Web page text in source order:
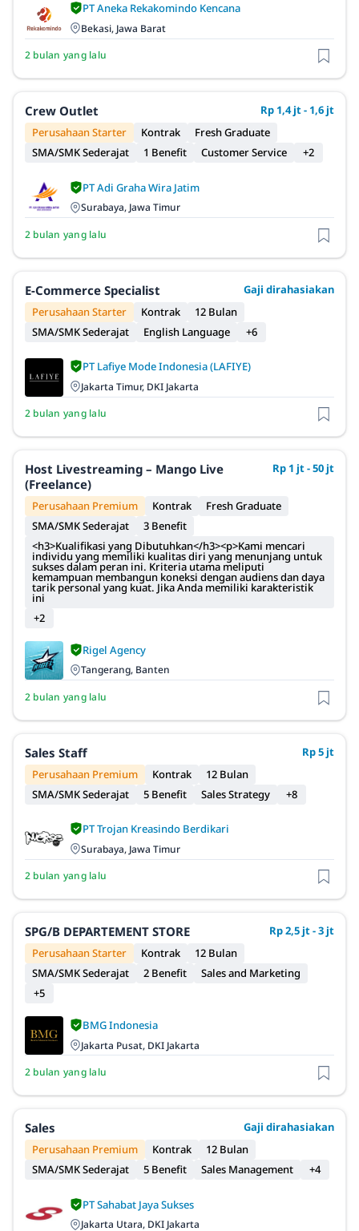
PT Aneka Rekakomindo Kencana
Bekasi, Jawa Barat
2 bulan yang lalu
Crew Outlet
Rp 1,4 jt - 1,6 jt
Perusahaan Starter
Kontrak
Fresh Graduate
SMA/SMK Sederajat
1 Benefit Customer Service +2
PT Adi Graha Wira Jatim
Surabaya, Jawa Timur
2 bulan yang lalu
E-Commerce Specialist
Gaji dirahasiakan
Perusahaan Starter
Kontrak
12 Bulan
SMA/SMK Sederajat
English Language +6
PT Lafiye Mode Indonesia (LAFIYE)
Jakarta Timur, DKI Jakarta
2 bulan yang lalu
Host Livestreaming – Mango Live
(Freelance)
Rp 1 jt - 50 jt
Perusahaan Premium Kontrak
Fresh Graduate
SMA/SMK Sederajat
3 Benefit
<h3>Kualifikasi yang Dibutuhkan</h3><p>Kami mencari
individu yang memiliki kualitas diri yang menunjang untuk
sukses dalam peran ini. Kriteria utama meliputi
kemampuan membangun koneksi dengan audiens dan daya
tarik personal yang kuat. Jika Anda memiliki karakteristik
ini
+2
Rigel Agency
Tangerang, Banten
2 bulan yang lalu
Sales Staff
Rp 5 jt
Perusahaan Premium
Kontrak
12 Bulan
SMA/SMK Sederajat
5 Benefit Sales Strategy +8
PT Trojan Kreasindo Berdikari
Surabaya, Jawa Timur
2 bulan yang lalu
SPG/B DEPARTEMENT STORE
Rp 2,5 jt - 3 jt
Perusahaan Starter
Kontrak
12 Bulan
SMA/SMK Sederajat
2 Benefit
Sales and Marketing
+5
BMG Indonesia
Jakarta Pusat, DKI Jakarta
2 bulan yang lalu
Sales
Gaji dirahasiakan
Perusahaan Premium
Kontrak
12 Bulan
SMA/SMK Sederajat
5 Benefit Sales Management +4
PT Sahabat Jaya Sukses
Jakarta Utara, DKI Jakarta